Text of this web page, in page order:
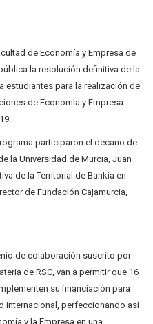
de Economía y Empresa de
la resolución definitiva de la
estudiantes para la realización de
de Economía y Empresa
participaron el decano de
la Universidad de Murcia, Juan
de la Territorial de Bankia en
de Fundación Cajamurcia,
de colaboración suscrito por
de RSC, van a permitir que 16
su financiación para
internacional, perfeccionando así
y la Empresa en una